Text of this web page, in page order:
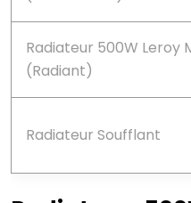
Radiateur 500W Leroy
(Radiant)
Radiateur Soufflant